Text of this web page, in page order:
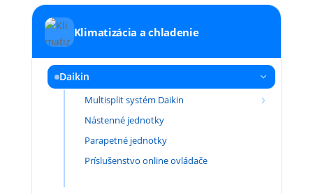
Klimatizácia a chladenie
Daikin
Multisplit systém Daikin
Nástenné jednotky
Parapetné jednotky
Príslušenstvo online ovládače